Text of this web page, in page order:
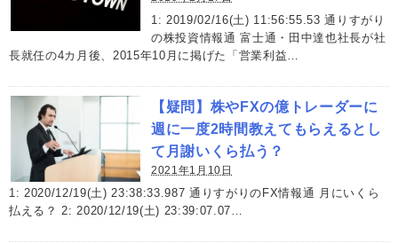
1: 2019/02/16(土) 11:56:55.53 通りすがり
の株投資情報通 富士通・田中達也社長が社
長就任の4カ月後、2015年10月に掲げた「営業利益…
【疑問】株やFXの億トレーダーに
週に一度2時間教えてもらえるとし
て月謝いくら払う？
2021年1月10日
1: 2020/12/19(土) 23:38:33.987 通りすがりのFX情報通 月にいくら
払える？ 2: 2020/12/19(土) 23:39:07.07…